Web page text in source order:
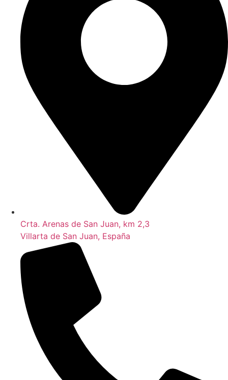
Crta. Arenas de San Juan, km 2,3
Villarta de San Juan, España